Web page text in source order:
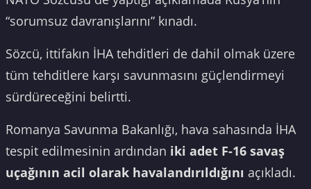
“sorumsuz davranışlarını” kınadı.
Sözcü, ittifakın İHA tehditleri de dahil olmak üzere
tüm tehditlere karşı savunmasını güçlendirmeyi
sürdüreceğini belirtti.
Romanya Savunma Bakanlığı, hava sahasında İHA
tespit edilmesinin ardından iki adet F-16 savaş
uçağının acil olarak havalandırıldığını açıkladı.